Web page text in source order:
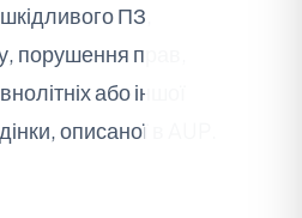
ПЗ,
порушення прав,
або іншої
описаної в AUP.